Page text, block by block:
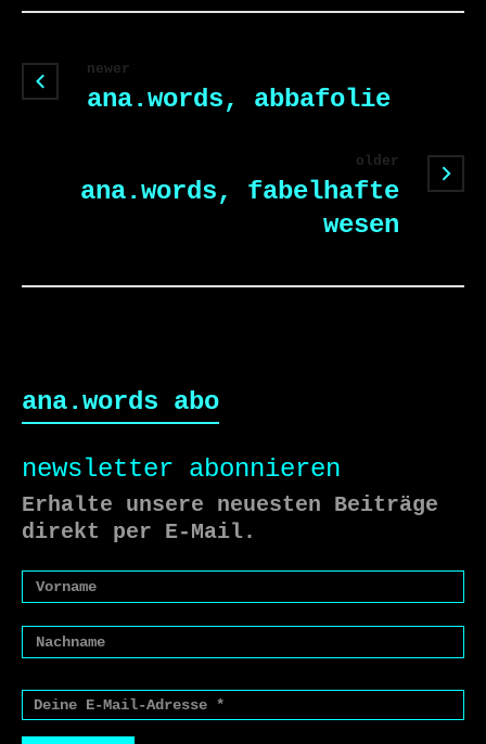
newer
ana.words, abbafolie
older
ana.words, fabelhafte
wesen
ana.words abo
newsletter abonnieren
Erhalte unsere neuesten Beiträge
direkt per E-Mail.